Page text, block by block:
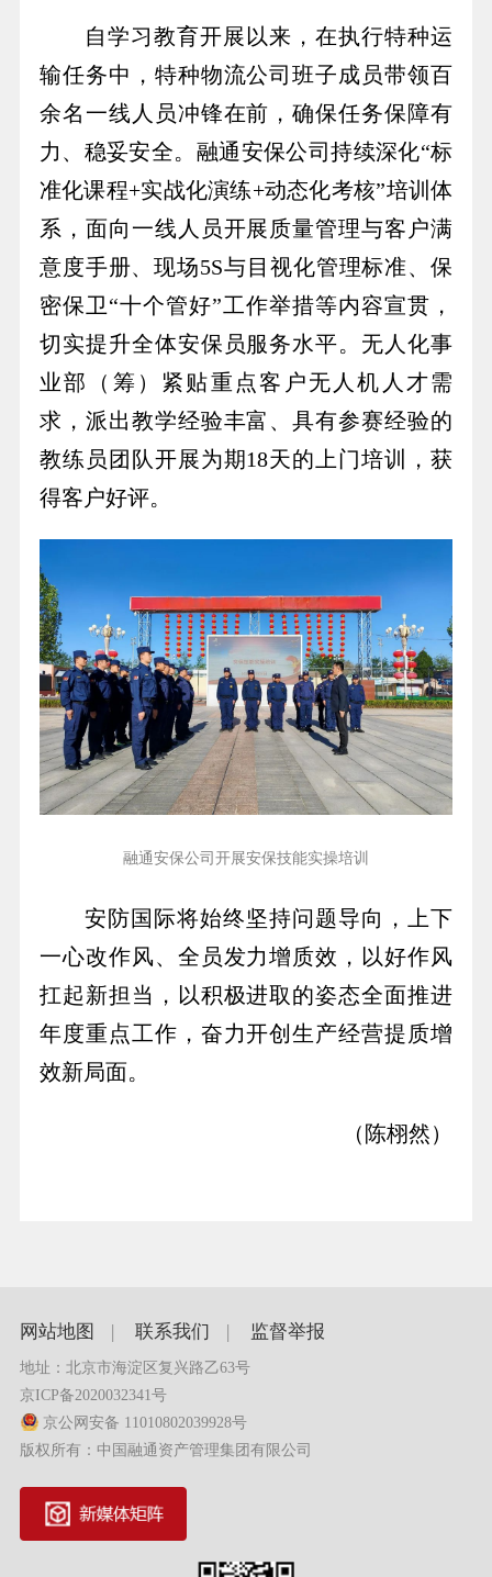
自学习教育开展以来，在执行特种运
输任务中，特种物流公司班子成员带领百
余名一线人员冲锋在前，确保任务保障有
力、稳妥安全。融通安保公司持续深化“标
准化课程+实战化演练+动态化考核”培训体
系，面向一线人员开展质量管理与客户满
意度手册、现场5S与目视化管理标准、保
密保卫“十个管好”工作举措等内容宣贯，
切实提升全体安保员服务水平。无人化事
业部（筹）紧贴重点客户无人机人才需
求，派出教学经验丰富、具有参赛经验的
教练员团队开展为期18天的上门培训，获
得客户好评。
融通安保公司开展安保技能实操培训
安防国际将始终坚持问题导向，上下
一心改作风、全员发力增质效，以好作风
扛起新担当，以积极进取的姿态全面推进
年度重点工作，奋力开创生产经营提质增
效新局面。
（陈栩然）
网站地图 联系我们 监督举报
地址：北京市海淀区复兴路乙63号
京ICP备2020032341号
京公网安备 11010802039928号
版权所有：中国融通资产管理集团有限公司